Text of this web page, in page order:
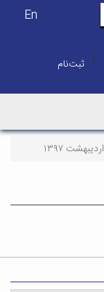
En
| ثبت‌نام
اردیبهشت ۱۳۹۷